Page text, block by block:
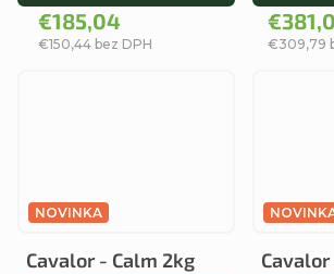
€150,44 bez DPH
€185,04
€309,79
NOVINKA
Cavalor - Calm 2kg